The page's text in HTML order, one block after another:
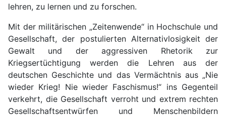
lehren, zu lernen und zu forschen.
Mit der militärischen „Zeitenwende“ in Hochschule und
Gesellschaft, der postulierten Alternativlosigkeit der
Gewalt und der aggressiven Rhetorik zur
Kriegsertüchtigung werden die Lehren aus der
deutschen Geschichte und das Vermächtnis aus „Nie
wieder Krieg! Nie wieder Faschismus!“ ins Gegenteil
verkehrt, die Gesellschaft verroht und extrem rechten
Gesellschaftsentwürfen und Menschenbildern